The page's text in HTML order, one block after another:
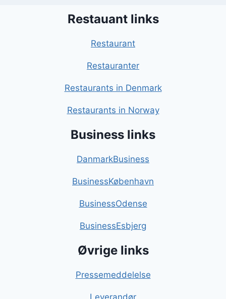
Restauant links
Restaurant
Restauranter
Restaurants in Denmark
Restaurants in Norway
Business links
DanmarkBusiness
BusinessKøbenhavn
BusinessOdense
BusinessEsbjerg
Øvrige links
Pressemeddelelse